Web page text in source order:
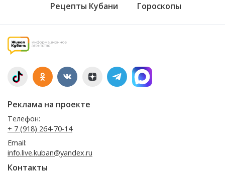
Рецепты Кубани Гороскопы
Реклама на проекте
Телефон:
+ 7 (918) 264-70-14
Email:
info.live.kuban@yandex.ru
Контакты